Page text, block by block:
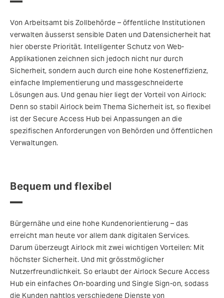
Von Arbeitsamt bis Zollbehörde – öffentliche Institutionen
verwalten äusserst sensible Daten und Datensicherheit hat
hier oberste Priorität. Intelligenter Schutz von Web-
Applikationen zeichnen sich jedoch nicht nur durch
Sicherheit, sondern auch durch eine hohe Kosteneffizienz,
einfache Implementierung und massgeschneiderte
Lösungen aus. Und genau hier liegt der Vorteil von Airlock:
Denn so stabil Airlock beim Thema Sicherheit ist, so flexibel
ist der Secure Access Hub bei Anpassungen an die
spezifischen Anforderungen von Behörden und öffentlichen
Verwaltungen.
Bequem und flexibel
Bürgernähe und eine hohe Kundenorientierung – das
erreicht man heute vor allem dank digitalen Services.
Darum überzeugt Airlock mit zwei wichtigen Vorteilen: Mit
höchster Sicherheit. Und mit grösstmöglicher
Nutzerfreundlichkeit. So erlaubt der Airlock Secure Access
Hub ein einfaches On-boarding und Single Sign-on, sodass
die Kunden nahtlos verschiedene Dienste von